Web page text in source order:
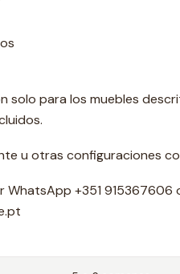
solo para los muebles
u otras configuraciones
WhatsApp +351